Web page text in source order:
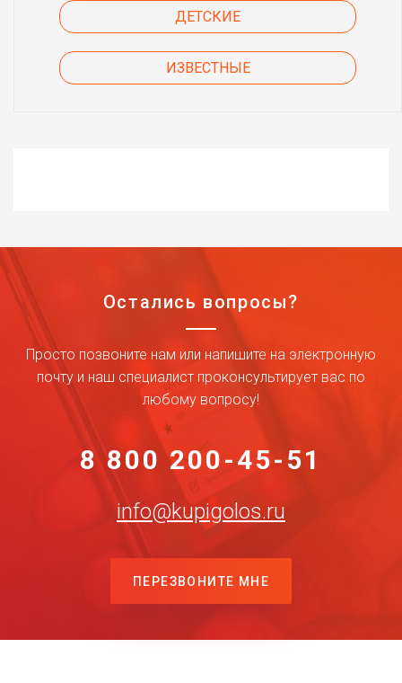
ДЕТСКИЕ
ИЗВЕСТНЫЕ
Остались вопросы?
Просто позвоните нам или напишите на электронную
почту и наш специалист проконсультирует вас по
любому вопросу!
8 800 200-45-51
info@kupigolos.ru
ПЕРЕЗВОНИТЕ МНЕ